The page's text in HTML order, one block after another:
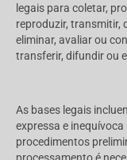
legais para coletar,
reproduzir, transmitir,
eliminar, avaliar ou
transferir, difundir ou
As bases legais
expressa e
procedimentos
processamento é